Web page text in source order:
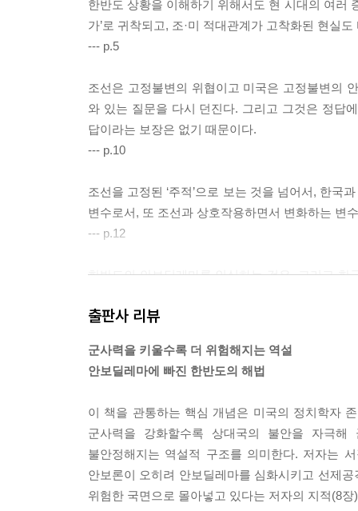
한반도 상황을 이해하기 위해서도 현 시대의 여러
가’로 귀착되고, 조·미 적대관계가 고착화된 현실
--- p.5
조선은 고정불변의 위협이고 미국은 고정불변의
와 있는 질문을 다시 던진다. 그리고 그것은 정답
답이라는 보장은 없기 때문이다.
--- p.10
조선을 고정된 ‘주적’으로 보는 것을 넘어서, 한
변수로서, 또 조선과 상호작용하면서 변화하는 변
--- p.12
한반도의 안보딜레마를 인식하는 것은, 그리고
--- p.33
미국의 군사변환과 미군 재배치가 한국뿐 아니라
력적 관계를 발전시킬 수 있는 열쇠는 지역차원의
와 협력을 추동할 다국간 시민사회 연대의 가능성
--- p.66
반면 한국에서는 안보 사안, 특히 조선이 관련된,
그 이유는 정부조직의 구조적 문제와 현대사의
출판사 리뷰
군사력을 키울수록 더 위험해지는 역설
안보딜레마에 빠진 한반도의 해법
이 책을 관통하는 핵심 개념은 미국의 정치학자
군사력을 강화할수록 상대국의 불안을 자극
불안정해지는 역설적 구조를 의미한다. 저자는
안보론이 오히려 안보딜레마를 심화시키고 선제
위험한 국면으로 몰아넣고 있다는 저자의 지적(8